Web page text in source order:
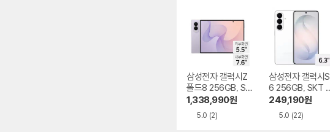
삼성전자 갤럭시Z
폴드8 256GB, SK
T 기기변경 완납
1,338,990원
5.0 (2)
삼성전자 갤럭시
6 256GB, SKT
기변경 완납
249,190원
5.0 (22)